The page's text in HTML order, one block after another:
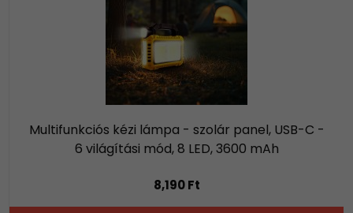
Multifunkciós kézi lámpa - szolár panel, USB-C -
6 világítási mód, 8 LED, 3600 mAh
8,190 Ft